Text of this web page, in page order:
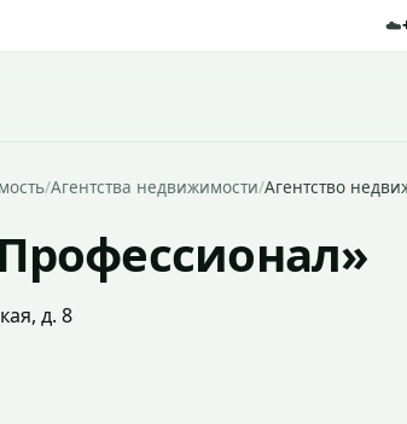
☁️
/Агентства недвижимости/Агентство
д. 8